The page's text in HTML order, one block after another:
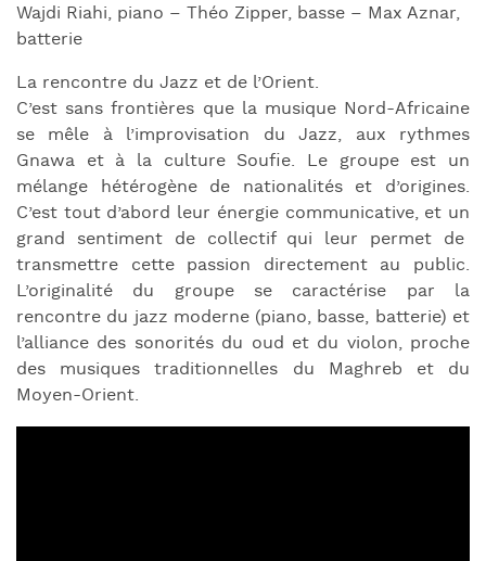
Wajdi Riahi, piano – Théo Zipper, basse – Max Aznar,
batterie
La rencontre du Jazz et de l’Orient.
C’est sans frontières que la musique Nord-Africaine
se mêle à l’improvisation du Jazz, aux rythmes
Gnawa et à la culture Soufie. Le groupe est un
mélange hétérogène de nationalités et d’origines.
C’est tout d’abord leur énergie communicative, et un
grand sentiment de collectif qui leur permet de
transmettre cette passion directement au public.
L’originalité du groupe se caractérise par la
rencontre du jazz moderne (piano, basse, batterie) et
l’alliance des sonorités du oud et du violon, proche
des musiques traditionnelles du Maghreb et du
Moyen-Orient.